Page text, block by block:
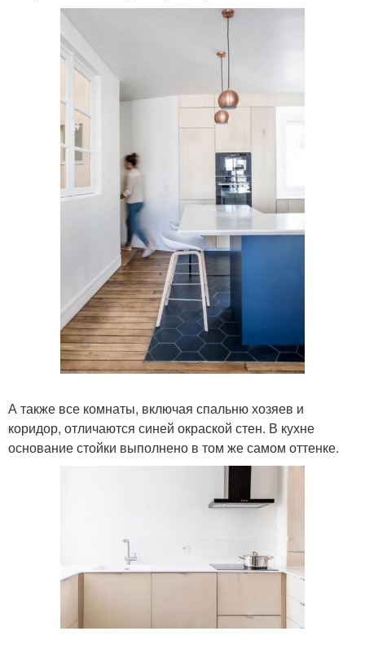
А также все комнаты, включая спальню хозяев и
коридор, отличаются синей окраской стен. В кухне
основание стойки выполнено в том же самом оттенке.